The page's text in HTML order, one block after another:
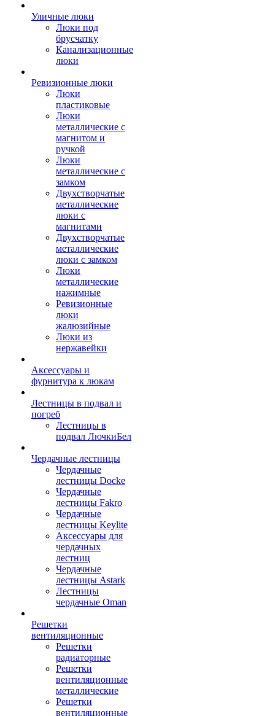
Уличные люки
Люки под
брусчатку
Канализационные
люки
Ревизионные люки
Люки
пластиковые
Люки
металлические с
магнитом и
ручкой
Люки
металлические с
замком
Двухстворчатые
металлические
люки с
магнитами
Двухстворчатые
металлические
люки с замком
Люки
металлические
нажимные
Ревизионные
люки
жалюзийные
Люки из
нержавейки
Аксессуары и
фурнитура к люкам
Лестницы в подвал и
погреб
Лестницы в
подвал ЛючкиБел
Чердачные лестницы
Чердачные
лестницы Docke
Чердачные
лестницы Fakro
Чердачные
лестницы Keylite
Аксессуары для
чердачных
лестниц
Чердачные
лестницы Astark
Лестницы
чердачные Oman
Решетки
вентиляционные
Решетки
радиаторные
Решетки
вентиляционные
металлические
Решетки
вентиляционные